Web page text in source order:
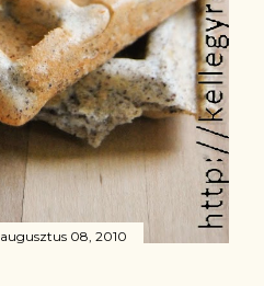
augusztus 08, 2010